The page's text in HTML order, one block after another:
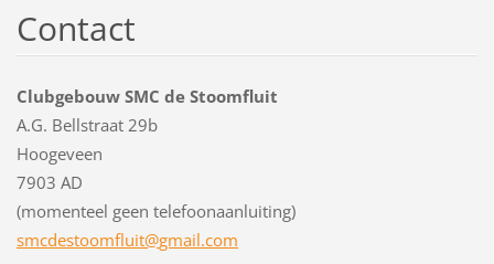
Contact
Clubgebouw SMC de Stoomfluit
A.G. Bellstraat 29b
Hoogeveen
7903 AD
(momenteel geen telefoonaanluiting)
smcdestoomfluit@gmail.com